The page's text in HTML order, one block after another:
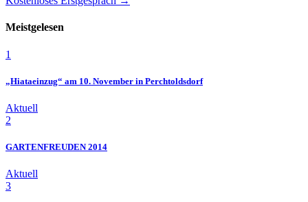
Meistgelesen
1
„Hiataeinzug“ am 10. November in Perchtoldsdorf
Aktuell
2
GARTENFREUDEN 2014
Aktuell
3